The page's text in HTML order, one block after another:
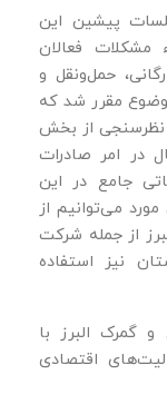
پیشین این
فعالان
حمل‌و‌نقل و
مقرر شد که
نظرسنجی از بخش‌
در امر صادرات
جامع در این
می‌توانیم از
از جمله شرکت
نیز استفاده
و گمرک البرز با
اقتصادی